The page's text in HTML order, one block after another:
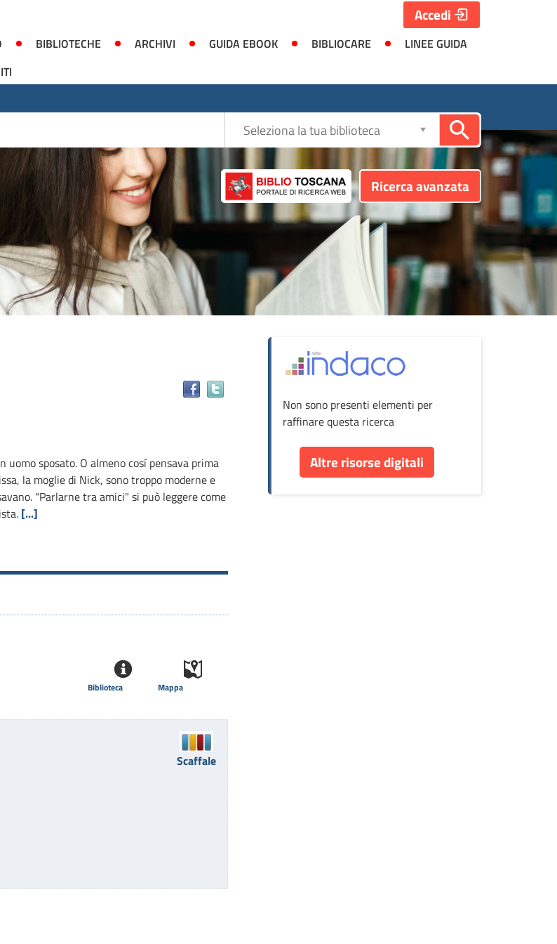
BIBLIOTECHE ARCHIVI GUIDA EBOOK BIBLIOCARE
LINEE GUIDA
Accedi
Ricerca avanzata
Seleziona
la
sposato. O almeno cosí pensava prima
la moglie di Nick, sono troppo moderne e
"Parlarne tra amici" si può leggere come
[...]
Mappa
Biblioteca
Scaffale
Non sono presenti elementi per
raffinare questa ricerca
Altre risorse digitali